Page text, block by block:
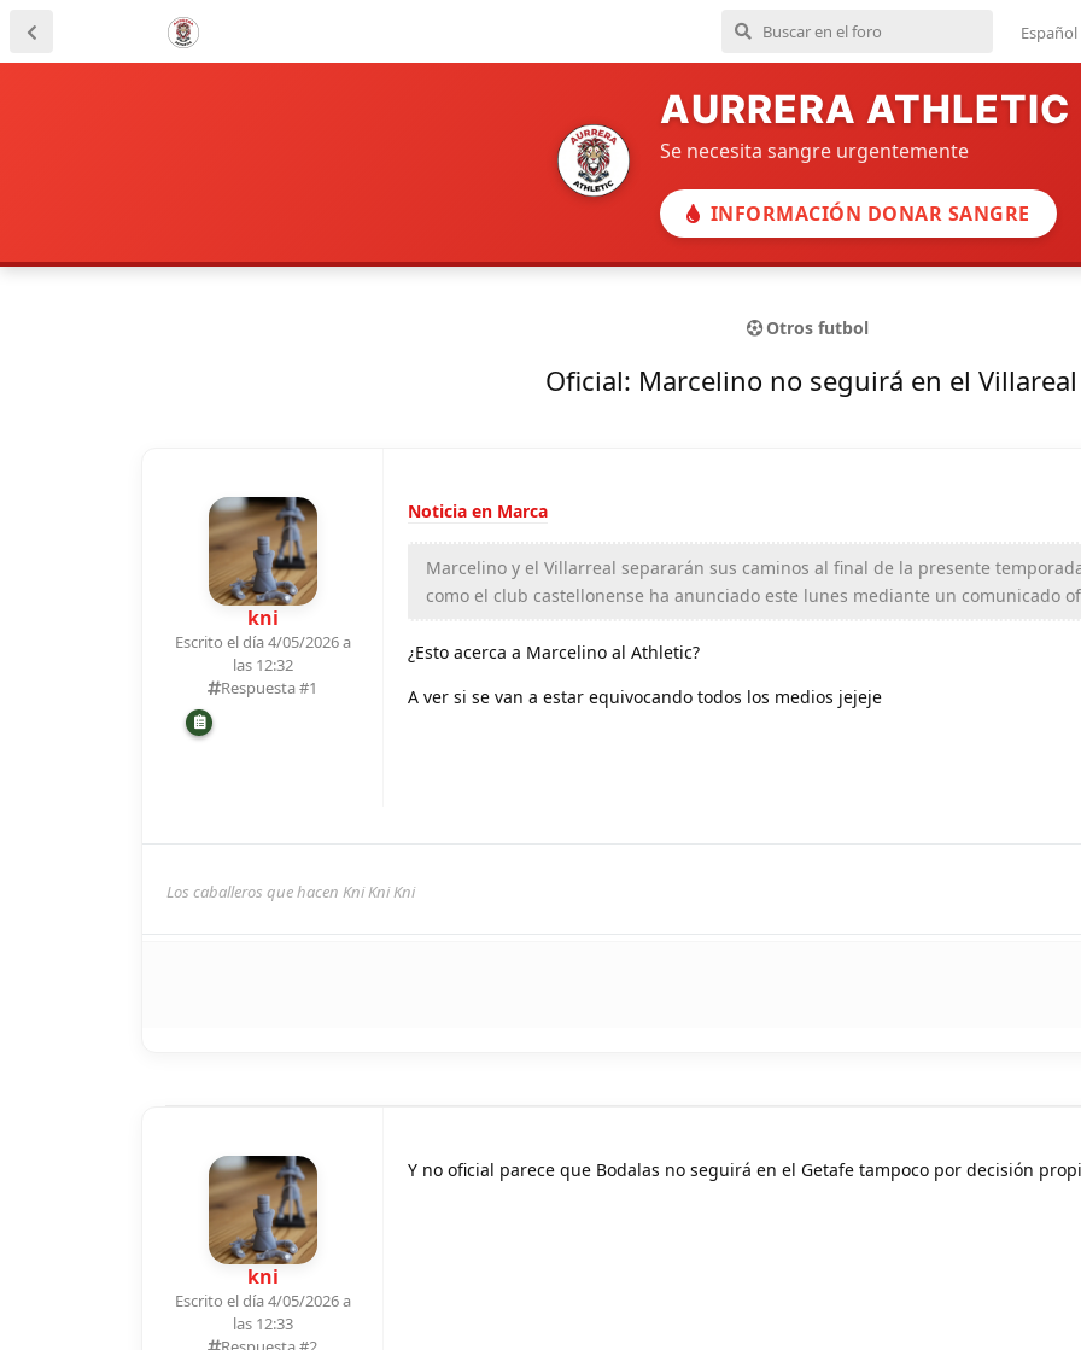
Español
AURRERA ATHLETIC
Se necesita sangre urgentemente
INFORMACIÓN DONAR SANGRE
Otros futbol
Oficial: Marcelino no seguirá en el Villareal
kni
Escrito el día 4/05/2026 a
las 12:32
Respuesta #1
Noticia en Marca
Marcelino y el Villarreal separarán sus caminos al final de la presente
como el club castellonense ha anunciado este lunes mediante un comunicado
¿Esto acerca a Marcelino al Athletic?
A ver si se van a estar equivocando todos los medios jejeje
Los caballeros que hacen Kni Kni Kni
kni
Escrito el día 4/05/2026 a
las 12:33
Y no oficial parece que Bodalas no seguirá en el Getafe tampoco por decisión